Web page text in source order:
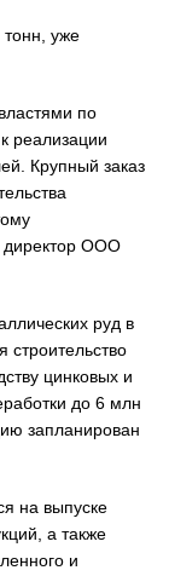
уже
по
реализации
Крупный заказ
директор ООО
руд в
строительство
цинковых и
до 6 млн
запланирован
на выпуске
а также
и